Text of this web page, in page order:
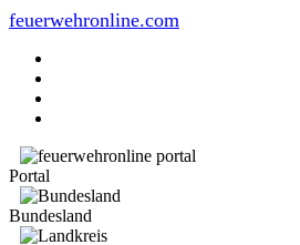
feuerwehronline.com
Portal
Bundesland